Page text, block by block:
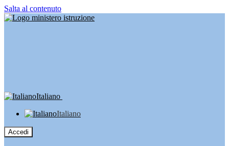
Salta al contenuto
Italiano
Italiano
Accedi